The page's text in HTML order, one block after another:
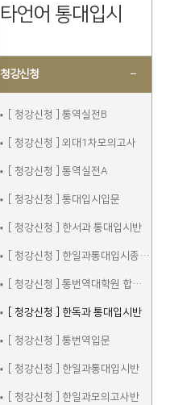
타언어 통대입시
청강신청
[ 청강신청 ] 통역실전B
[ 청강신청 ] 외대1차모의고사
[ 청강신청 ] 통역실전A
[ 청강신청 ] 통대입시입문
[ 청강신청 ] 한서과 통대입시반
[ 청강신청 ] 한일과통대입시종합반
[ 청강신청 ] 통번역대학원 합격자 선행학습
[ 청강신청 ] 한독과 통대입시반
[ 청강신청 ] 통번역입문
[ 청강신청 ] 한일과통대입시반
[ 청강신청 ] 한일과모의고사반